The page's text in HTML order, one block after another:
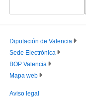
PIE
PRINCIPAL
Diputación de Valencia
Sede Electrónica
BOP Valencia
Mapa web
Aviso legal